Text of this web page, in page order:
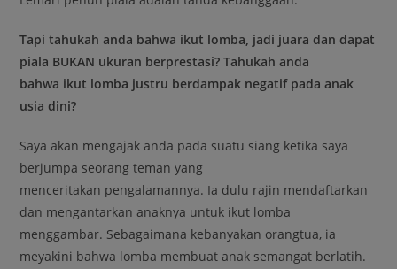
Tapi tahukah anda bahwa ikut lomba, jadi juara dan dapat
piala BUKAN ukuran berprestasi? Tahukah anda
bahwa ikut lomba justru berdampak negatif pada anak
usia dini?
Saya akan mengajak anda pada suatu siang ketika saya
berjumpa seorang teman yang
menceritakan pengalamannya. Ia dulu rajin mendaftarkan
dan mengantarkan anaknya untuk ikut lomba
menggambar. Sebagaimana kebanyakan orangtua, ia
meyakini bahwa lomba membuat anak semangat berlatih.